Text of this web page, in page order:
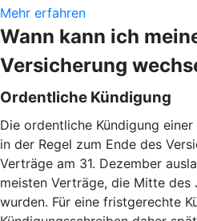
Mehr erfahren
Wann kann ich
Versicherung
Ordentliche Kündigung
Die ordentliche Kündigung
in der Regel zum Ende des
Verträge am 31. Dezember
meisten Verträge, die Mitte des
wurden. Für eine fristgerechte